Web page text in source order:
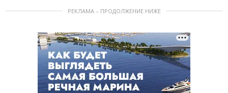
РЕКЛАМА – ПРОДОЛЖЕНИЕ НИЖЕ